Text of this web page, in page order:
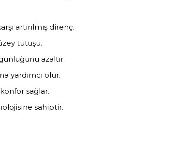
artırılmış direnç.
tutuşu.
azaltır.
yardımcı olur.
sağlar.
sahiptir.